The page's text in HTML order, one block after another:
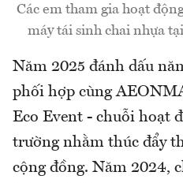
Các em tham gia hoạt
máy tái sinh chai nhựa
Năm 2025 đánh dấu
phối hợp cùng
Eco Event - chuỗi hoạt
trường nhằm thúc đẩy
cộng đồng. Năm 2024,